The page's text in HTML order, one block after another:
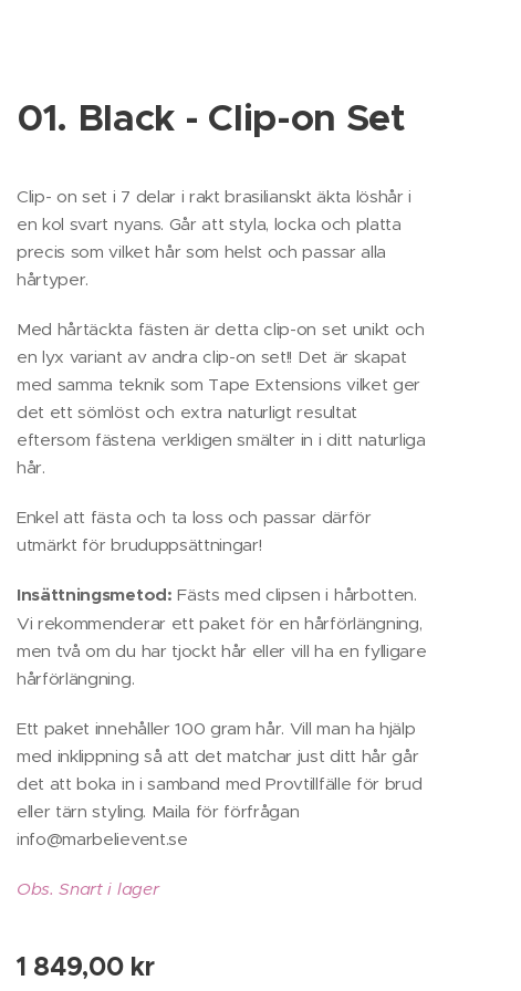
01. Black - Clip-on Set
Clip- on set i 7 delar i rakt brasilianskt äkta löshår i
en kol svart nyans. Går att styla, locka och platta
precis som vilket hår som helst och passar alla
hårtyper.
Med hårtäckta fästen är detta clip-on set unikt och
en lyx variant av andra clip-on set!! Det är skapat
med samma teknik som Tape Extensions vilket ger
det ett sömlöst och extra naturligt resultat
eftersom fästena verkligen smälter in i ditt naturliga
hår.
Enkel att fästa och ta loss och passar därför
utmärkt för bruduppsättningar!
Insättningsmetod: Fästs med clipsen i hårbotten.
Vi rekommenderar ett paket för en hårförlängning,
men två om du har tjockt hår eller vill ha en fylligare
hårförlängning.
Ett paket innehåller 100 gram hår. Vill man ha hjälp
med inklippning så att det matchar just ditt hår går
det att boka in i samband med Provtillfälle för brud
eller tärn styling. Maila för förfrågan
info@marbelievent.se
Obs. Snart i lager
1 849,00kr